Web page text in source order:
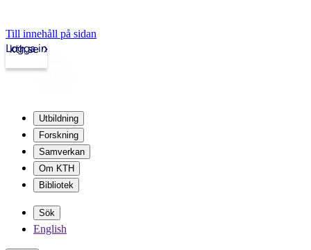
Till innehåll på sidan
kth.se
Logga in
Utbildning
Forskning
Samverkan
Om KTH
Bibliotek
Sök
English